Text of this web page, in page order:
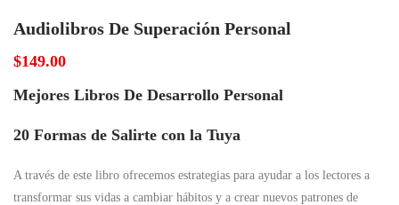
Audiolibros De Superación Personal
$149.00
Mejores Libros De Desarrollo Personal
20 Formas de Salirte con la Tuya
A través de este libro ofrecemos estrategias para ayudar a los lectores a
transformar sus vidas a cambiar hábitos y a crear nuevos patrones de